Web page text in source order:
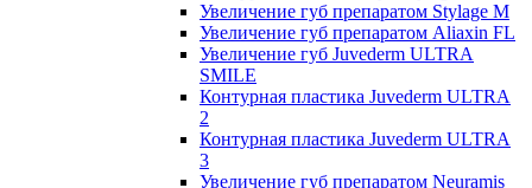
Увеличение губ препаратом Stylage M
Увеличение губ препаратом Aliaxin FL
Увеличение губ Juvederm ULTRA
SMILE
Контурная пластика Juvederm ULTRA
2
Контурная пластика Juvederm ULTRA
3
Увеличение губ препаратом Neuramis